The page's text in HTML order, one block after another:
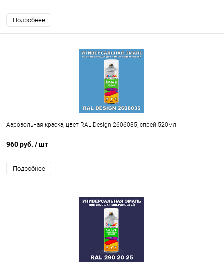
Подробнее
Аэрозольная краска, цвет RAL Design 2606035, спрей 520мл
960 руб. / шт
Подробнее